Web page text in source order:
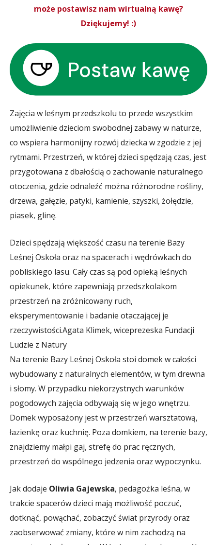
może postawisz nam wirtualną kawę?
Dziękujemy! :)
Zajęcia w leśnym przedszkolu to przede wszystkim
umożliwienie dzieciom swobodnej zabawy w naturze,
co wspiera harmonijny rozwój dziecka w zgodzie z jej
rytmami. Przestrzeń, w której dzieci spędzają czas, jest
przygotowana z dbałością o zachowanie naturalnego
otoczenia, gdzie odnaleźć można różnorodne rośliny,
drzewa, gałęzie, patyki, kamienie, szyszki, żołędzie,
piasek, glinę.
Dzieci spędzają większość czasu na terenie Bazy
Leśnej Oskoła oraz na spacerach i wędrówkach do
pobliskiego lasu. Cały czas są pod opieką leśnych
opiekunek, które zapewniają przedszkolakom
przestrzeń na zróżnicowany ruch,
eksperymentowanie i badanie otaczającej je
rzeczywistości.Agata Klimek, wiceprezeska Fundacji
Ludzie z Natury
Na terenie Bazy Leśnej Oskoła stoi domek w całości
wybudowany z naturalnych elementów, w tym drewna
i słomy. W przypadku niekorzystnych warunków
pogodowych zajęcia odbywają się w jego wnętrzu.
Domek wyposażony jest w przestrzeń warsztatową,
łazienkę oraz kuchnię. Poza domkiem, na terenie bazy,
znajdziemy małpi gaj, strefę do prac ręcznych,
przestrzeń do wspólnego jedzenia oraz wypoczynku.
Jak dodaje Oliwia Gajewska, pedagożka leśna, w
trakcie spacerów dzieci mają możliwość poczuć,
dotknąć, powąchać, zobaczyć świat przyrody oraz
zaobserwować zmiany, które w nim zachodzą na